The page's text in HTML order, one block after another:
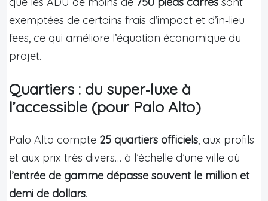
exemptées de certains frais d’impact et d’in‑lieu
fees, ce qui améliore l’équation économique du
projet.
Quartiers : du super‑luxe à
l’accessible (pour Palo Alto)
Palo Alto compte 25 quartiers officiels, aux profils
et aux prix très divers… à l’échelle d’une ville où
l’entrée de gamme dépasse souvent le million et
demi de dollars.